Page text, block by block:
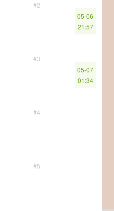
#2
05-06
21:57
#3
05-07
01:34
#4
#5